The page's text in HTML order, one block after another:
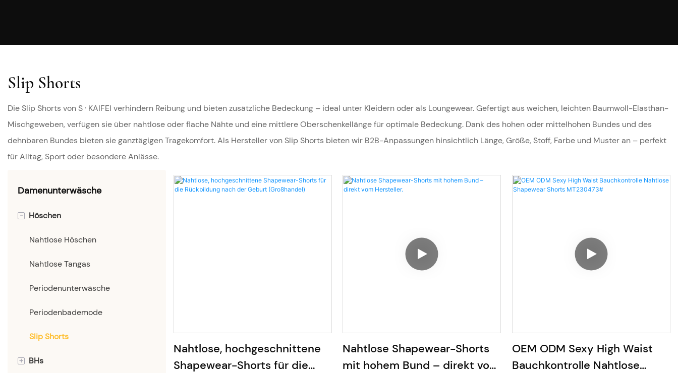
Slip Shorts
Die Slip Shorts von S · KAIFEI verhindern Reibung und bieten zusätzliche Bedeckung – ideal unter Kleidern oder als Loungewear. Gefertigt aus weichen, leichten Baumwoll-Elasthan-
Mischgeweben, verfügen sie über nahtlose oder flache Nähte und eine mittlere Oberschenkellänge für optimale Bedeckung. Dank des hohen oder mittelhohen Bundes und des
dehnbaren Bundes bieten sie ganztägigen Tragekomfort. Als Hersteller von Slip Shorts bieten wir B2B-Anpassungen hinsichtlich Länge, Größe, Stoff, Farbe und Muster an – perfekt
für Alltag, Sport oder besondere Anlässe.
Damenunterwäsche
- Höschen
Nahtlose Höschen
Nahtlose Tangas
Periodenunterwäsche
Periodenbademode
Slip Shorts
+ BHs
Nahtlose, hochgeschnittene
Shapewear-Shorts für die
Nahtlose Shapewear-Shorts
mit hohem Bund – direkt vom
OEM ODM Sexy High Waist
Bauchkontrolle Nahtlose